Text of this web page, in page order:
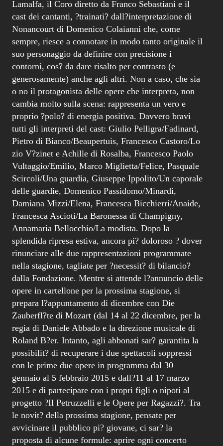
Lamalfa, il Coro diretto da Franco Sebastiani e il
cast dei cantanti, ?trainati? dall?interpretazione di
Nonancourt di Domenico Colaianni che, come
sempre, riesce a connotare in modo tanto originale il
suo personaggio da definire con precisione i
contorni, cos? da dare risalto per contrasto (e
generosamente) anche agli altri. Non a caso, che sia
o no il protagonista delle opere che interpreta, non
cambia molto sulla scena: rappresenta un vero e
proprio ?polo? di energia positiva. Davvero bravi
tutti gli interpreti del cast: Giulio Pelligra/Fadinard,
Pietro di Bianco/Beaupertuis, Francesco Castoro/Lo
zio V?zinet e Achille di Rosalba, Francesco Paolo
Vultaggio/Emilio, Marco Miglietta/Felice, Pasquale
Scircoli/Una guardia, Giuseppe Ippolito/Un caporale
delle guardie, Domenico Passidomo/Minardi,
Damiana Mizzi/Elena, Francesca Bicchierri/Anaide,
Francesca Ascioti/La Baronessa di Champigny,
Annamaria Bellocchio/La modista. Dopo la
splendida ripresa estiva, ancora pi? doloroso ? dover
rinunciare alle due rappresentazioni programmate
nella stagione, tagliate per ?necessit? di bilancio?
dalla Fondazione. Mentre si attende l?annuncio delle
opere in cartellone per la prossima stagione, si
prepara l?appuntamento di dicembre con Die
Zauberfl?te di Mozart (dal 14 al 22 dicembre, per la
regia di Daniele Abbado e la direzione musicale di
Roland B?er. Intanto, agli abbonati sar? garantita la
possibilit? di recuperare i due spettacoli soppressi
con le prime due opere in programma dal 30
gennaio al 5 febbraio 2015 e dall?11 al 17 marzo
2015 e di partecipare con i propri figli o nipoti al
progetto ?Il Petruzzelli e le Opere per Ragazzi?. Tra
le novit? della prossima stagione, pensate per
avvicinare il pubblico pi? giovane, ci sar? la
proposta di alcune formule: aprire ogni concerto